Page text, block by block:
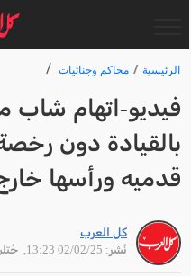
الرئيسية محاكم وجنائيات
فيديو-اتهام
بالقيادة دون
قدميه ورأسها
كل العرب
نُشر: 02/02/25 13:23
, حُتلن: